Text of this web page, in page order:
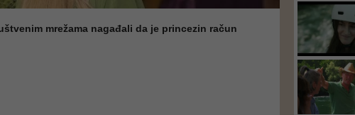
mrežama nagađali da je princezin račun